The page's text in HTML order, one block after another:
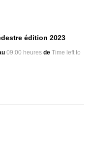
édition 2023
09:00 heures de Time left to